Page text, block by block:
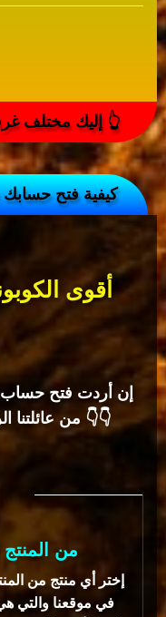
👆 إليك مختلف غرف فضائك الشخصي الفريد 👆
كيفية فتح
أقوى
من عائلتنا الرائعة ... إتبع الخطوات التالية 👇👇
من
إختر أي منتج من
في موقعنا والتي